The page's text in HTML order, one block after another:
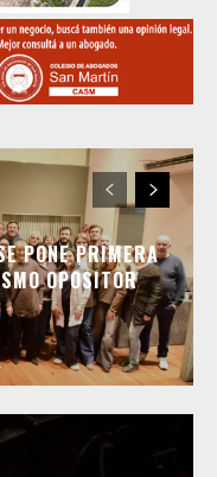
PONE PRIMERA
OPOSITOR